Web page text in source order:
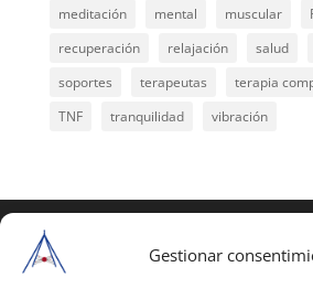
Gestionar
meditación
mental muscular
recuperación
relajación salud
soportes
terapeutas
terapia
TNF
tranquilidad vibración
reservados